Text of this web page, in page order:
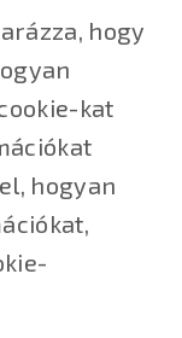
hogy
kat
hogyan